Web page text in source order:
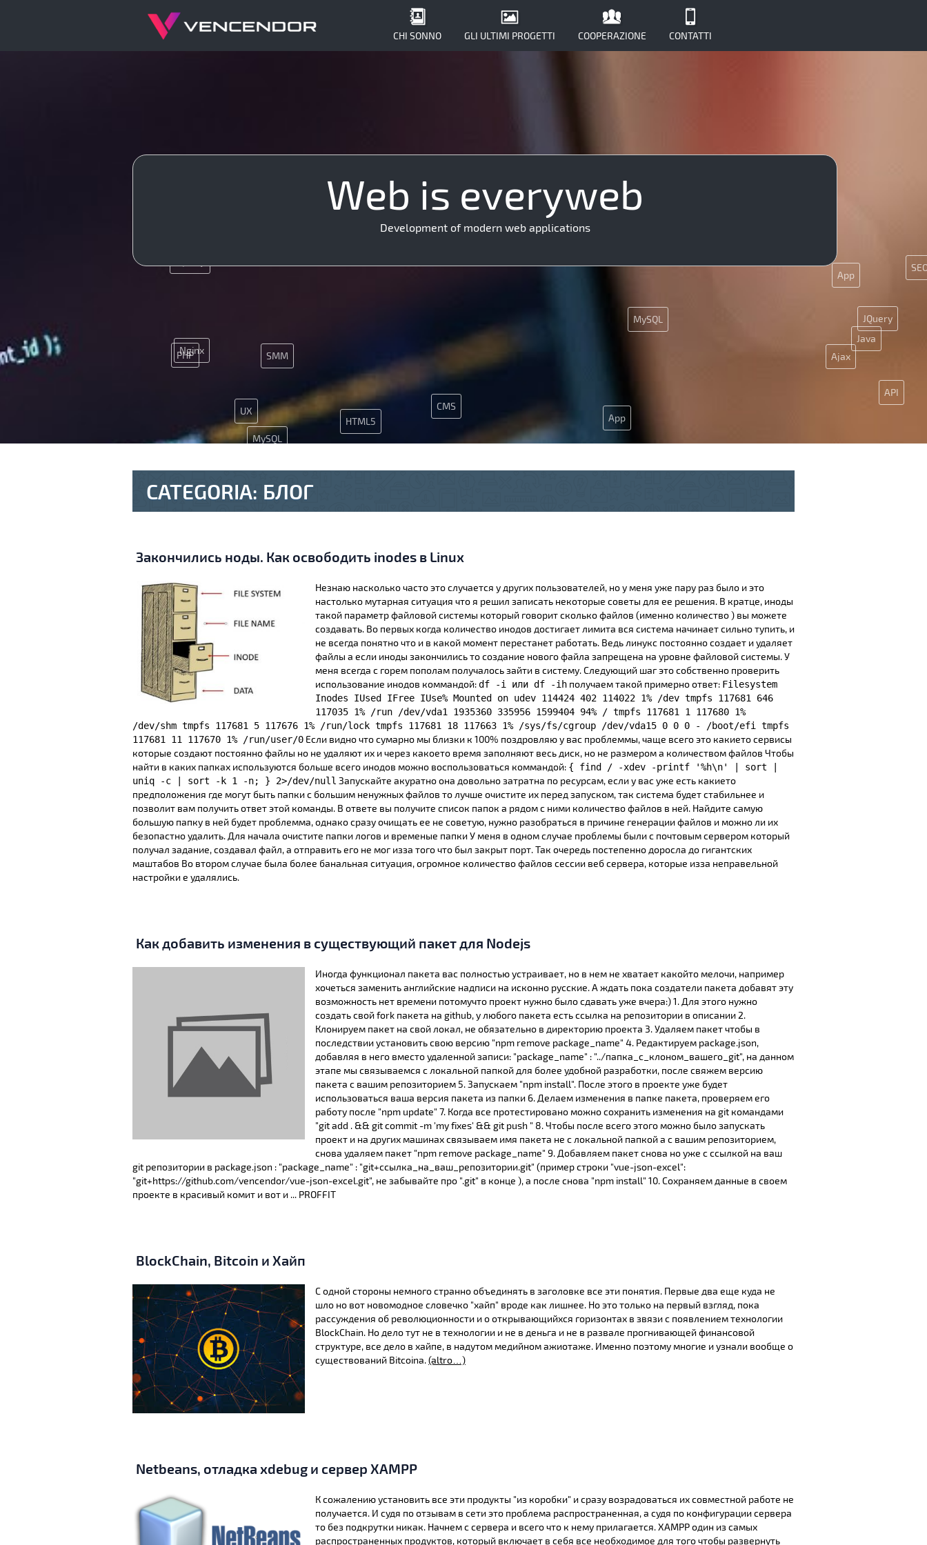
CHI SONNO GLI ULTIMI PROGETTI COOPERAZIONE CONTATTI
MySQL
HTML5
JS
JQuery
Nginx
Java
API
CMS
Ajax
App
PHP
MySQL
HTML5
JS Nginx
SMM
UX
API
App
Web is everyweb
Development of modern web applications
CATEGORIA: БЛОГ
Закончились ноды. Как освободить inodes в Linux
Незнаю насколько часто это случается у других пользователей, но у меня уже пару раз было и это
настолько мутарная ситуация что я решил записать некоторые советы для ее решения. В кратце, иноды
такой параметр файловой системы который говорит сколько файлов (именно количество ) вы можете
создавать. Во первых когда количество инодов достигает лимита вся система начинает сильно тупить, и
не всегда понятно что и в какой момент перестанет работать. Ведь линукс постоянно создает и удаляет
файлы а если иноды закончились то создание нового файла запрещена на уровне файловой системы. У
меня всегда с горем пополам получалось зайти в систему. Следующий шаг это собственно проверить
использование инодов коммандой:df -i или df -ih получаем такой примерно ответ: Filesystem
Inodes IUsed IFree IUse% Mounted on udev 114424 402 114022 1% /dev tmpfs 117681 646
117035 1% /run /dev/vda1 1935360 335956 1599404 94% / tmpfs 117681 1 117680 1%
/dev/shm tmpfs 117681 5 117676 1% /run/lock tmpfs 117681 18 117663 1% /sys/fs/cgroup /dev/vda15 0 0 0 - /boot/efi tmpfs
117681 11 117670 1% /run/user/0 Если видно что сумарно мы близки к 100% поздровляю у вас проблеммы, чаще всего это какието сервисы
которые создают постоянно файлы но не удаляют их и через какоето время заполняют весь диск, но не размером а количеством файлов Чтобы
найти в каких папках используются больше всего инодов можно воспользоваться коммандой: { find / -xdev -printf '%h\n' | sort |
uniq -c | sort -k 1 -n; } 2>/dev/null Запускайте акуратно она довольно затратна по ресурсам, если у вас уже есть какието
предположения где могут быть папки с большим ненужных файлов то лучше очистите их перед запуском, так система будет стабильнее и
позволит вам получить ответ этой команды. В ответе вы получите список папок а рядом с ними количество файлов в ней. Найдите самую
большую папку в ней будет проблемма, однако сразу очищать ее не советую, нужно разобраться в причине генерации файлов и можно ли их
безопастно удалить. Для начала очистите папки логов и временые папки У меня в одном случае проблемы были с почтовым сервером который
получал задание, создавал файл, а отправить его не мог изза того что был закрыт порт. Так очередь постепенно доросла до гигантских
маштабов Во втором случае была более банальная ситуация, огромное количество файлов сессии веб сервера, которые изза неправельной
настройки е удалялись.
Как добавить изменения в существующий пакет для Nodejs
Иногда функционал пакета вас полностью устраивает, но в нем не хватает какойто мелочи, например
хочеться заменить английские надписи на исконно русские. А ждать пока создатели пакета добавят эту
возможность нет времени потомучто проект нужно было сдавать уже вчера:) 1. Для этого нужно
создать свой fork пакета на github, у любого пакета есть ссылка на репозитории в описании 2.
Клонируем пакет на свой локал, не обязательно в директорию проекта 3. Удаляем пакет чтобы в
последствии установить свою версию "npm remove package_name" 4. Редактируем package.json,
добавляя в него вместо удаленной записи: "package_name" : "../папка_c_клоном_вашего_git", на данном
этапе мы связываемся с локальной папкой для более удобной разработки, после свяжем версию
пакета с вашим репозиторием 5. Запускаем "npm install". После этого в проекте уже будет
использоваться ваша версия пакета из папки 6. Делаем изменения в папке пакета, проверяем его
работу после "npm update" 7. Когда все протестировано можно сохранить изменения на git командами
"git add . && git commit -m 'my fixes' && git push " 8. Чтобы после всего этого можно было запускать
проект и на других машинах связываем имя пакета не с локальной папкой а с вашим репозиторием,
снова удаляем пакет "npm remove package_name" 9. Добавляем пакет снова но уже с ссылкой на ваш
git репозитории в package.json : "package_name" : "git+ссылка_на_ваш_репозитории.git" (пример строки "vue-json-excel":
"git+https://github.com/vencendor/vue-json-excel.git", не забывайте про ".git" в конце ), а после снова "npm install" 10. Сохраняем данные в своем
проекте в красивый комит и вот и ... PROFFIT
BlockChain, Bitcoin и Хайп
С одной стороны немного странно объединять в заголовке все эти понятия. Первые два еще куда не
шло но вот новомодное словечко "хайп" вроде как лишнее. Но это только на первый взгляд, пока
рассуждения об революционности и о открывающийхся горизонтах в звязи с появлением технологии
BlockChain. Но дело тут не в технологии и не в деньга и не в развале прогнивающей финансовой
структуре, все дело в хайпе, в надутом медийном ажиотаже. Именно поэтому многие и узнали вообще о
существований Bitcoina.(altro…)
Netbeans, отладка xdebug и сервер XAMPP
К сожалению установить все эти продукты "из коробки" и сразу возрадоваться их совместной работе не
получается. И судя по отзывам в сети это проблема распространенная, а судя по конфигурации сервера
то без подкрутки никак. Начнем с сервера и всего что к нему прилагается. XAMPP один из самых
распространенных продуктов, который включает в себя все необходимое для того чтобы развернуть